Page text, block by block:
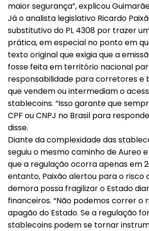
maior segurança”, explicou
Já o analista legislativo Ricardo
substitutivo do PL 4308 por trazer
prática, em especial no ponto em
texto original que exigia que a
fosse feita em território nacional
responsabilidade para corretores e
que vendem ou intermediam o
stablecoins. “Isso garante que
CPF ou CNPJ no Brasil para
disse.
Diante da complexidade das
seguiu o mesmo caminho de Aureo
que a regulação ocorra apenas em
entanto, Paixão alertou para o risco
demora possa fragilizar o Estado
financeiros. “Não podemos correr o
apagão do Estado. Se a regulação
stablecoins podem se tornar